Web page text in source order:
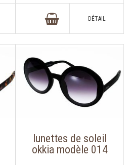
lunettes de soleil
okkia modèle 014